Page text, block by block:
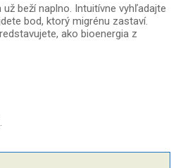
beží naplno. Intuitívne vyhľadajte
bod, ktorý migrénu zastaví.
ako bioenergia z